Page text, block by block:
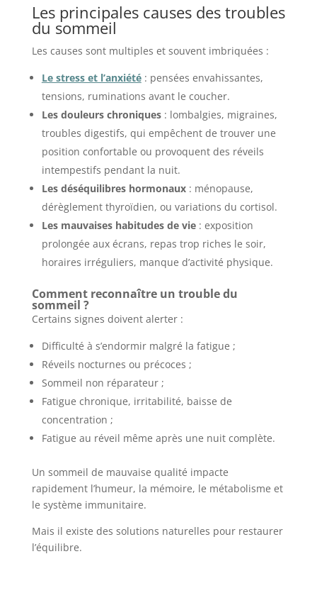
Les principales causes des troubles
du sommeil
Les causes sont multiples et souvent imbriquées :
Le stress et l’anxiété: pensées envahissantes,
tensions, ruminations avant le coucher.
Les douleurs chroniques: lombalgies, migraines,
troubles digestifs, qui empêchent de trouver une
position confortable ou provoquent des réveils
intempestifs pendant la nuit.
Les déséquilibres hormonaux: ménopause,
dérèglement thyroïdien, ou variations du cortisol.
Les mauvaises habitudes de vie: exposition
prolongée aux écrans, repas trop riches le soir,
horaires irréguliers, manque d’activité physique.
Comment reconnaître un trouble du
sommeil ?
Certains signes doivent alerter :
Difficulté à s’endormir malgré la fatigue ;
Réveils nocturnes ou précoces ;
Sommeil non réparateur ;
Fatigue chronique, irritabilité, baisse de
concentration ;
Fatigue au réveil même après une nuit complète.
Un sommeil de mauvaise qualité impacte
rapidement l’humeur, la mémoire, le métabolisme et
le système immunitaire.
Mais il existe des solutions naturelles pour restaurer
l’équilibre.